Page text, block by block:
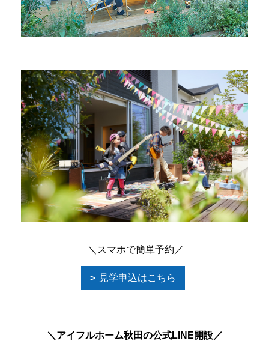
＼スマホで簡単予約／
見学申込はこちら
＼アイフルホーム秋田の公式LINE開設／